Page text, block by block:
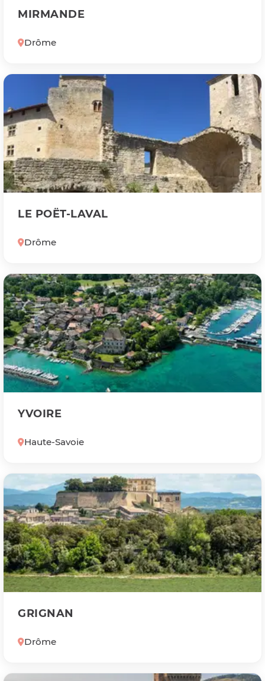
MIRMANDE
Drôme
LE POËT-LAVAL
Drôme
YVOIRE
Haute-Savoie
GRIGNAN
Drôme